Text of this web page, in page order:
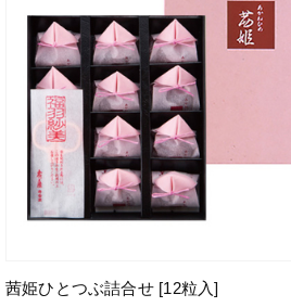
茜姫ひとつぶ詰合せ [12粒入]